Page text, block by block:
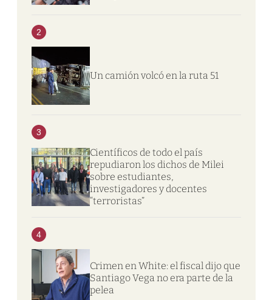
2
Un camión volcó en la ruta 51
3
Científicos de todo el país
repudiaron los dichos de Milei
sobre estudiantes,
investigadores y docentes
“terroristas”
4
Crimen en White: el fiscal dijo que
Santiago Vega no era parte de la
pelea